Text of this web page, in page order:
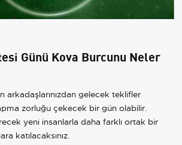
Günü Kova Burcunu Neler
arkadaşlarınızdan gelecek teklifler
zorluğu çekecek bir gün olabilir.
yeni insanlarla daha farklı ortak bir
katılacaksınız.